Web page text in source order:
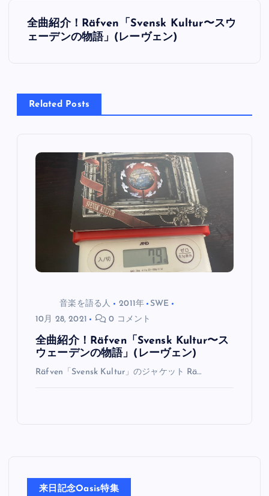
投
稿
ビ
全曲紹介！Räfven「Svensk Kultur〜スウ
ェーデンの物語」(レーヴェン)
Related Posts
音楽を語る人 2011年
SWE
10月 28, 2021
0 コメント
全曲紹介！Räfven「Svensk Kultur〜ス
ウェーデンの物語」(レーヴェン)
Räfven「Svensk Kultur」のジャケット Rä…
来日記念Oasis特集